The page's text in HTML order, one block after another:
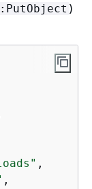
)
,
,